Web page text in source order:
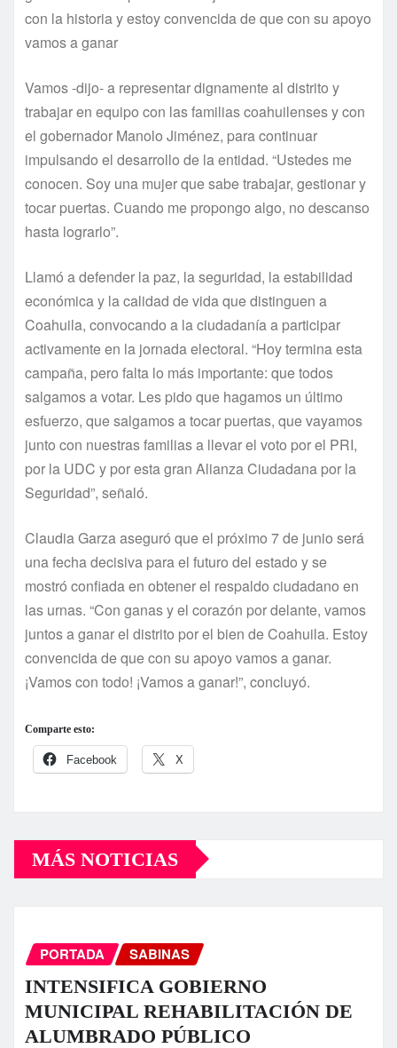
con la historia y estoy convencida de que con su apoyo
vamos a ganar
Vamos -dijo- a representar dignamente al distrito y
trabajar en equipo con las familias coahuilenses y con
el gobernador Manolo Jiménez, para continuar
impulsando el desarrollo de la entidad. “Ustedes me
conocen. Soy una mujer que sabe trabajar, gestionar y
tocar puertas. Cuando me propongo algo, no descanso
hasta lograrlo”.
Llamó a defender la paz, la seguridad, la estabilidad
económica y la calidad de vida que distinguen a
Coahuila, convocando a la ciudadanía a participar
activamente en la jornada electoral. “Hoy termina esta
campaña, pero falta lo más importante: que todos
salgamos a votar. Les pido que hagamos un último
esfuerzo, que salgamos a tocar puertas, que vayamos
junto con nuestras familias a llevar el voto por el PRI,
por la UDC y por esta gran Alianza Ciudadana por la
Seguridad”, señaló.
Claudia Garza aseguró que el próximo 7 de junio será
una fecha decisiva para el futuro del estado y se
mostró confiada en obtener el respaldo ciudadano en
las urnas. “Con ganas y el corazón por delante, vamos
juntos a ganar el distrito por el bien de Coahuila. Estoy
convencida de que con su apoyo vamos a ganar.
¡Vamos con todo! ¡Vamos a ganar!”, concluyó.
Comparte esto:
Facebook X
MÁS NOTICIAS
PORTADA SABINAS
INTENSIFICA GOBIERNO
MUNICIPAL REHABILITACIÓN DE
ALUMBRADO PÚBLICO